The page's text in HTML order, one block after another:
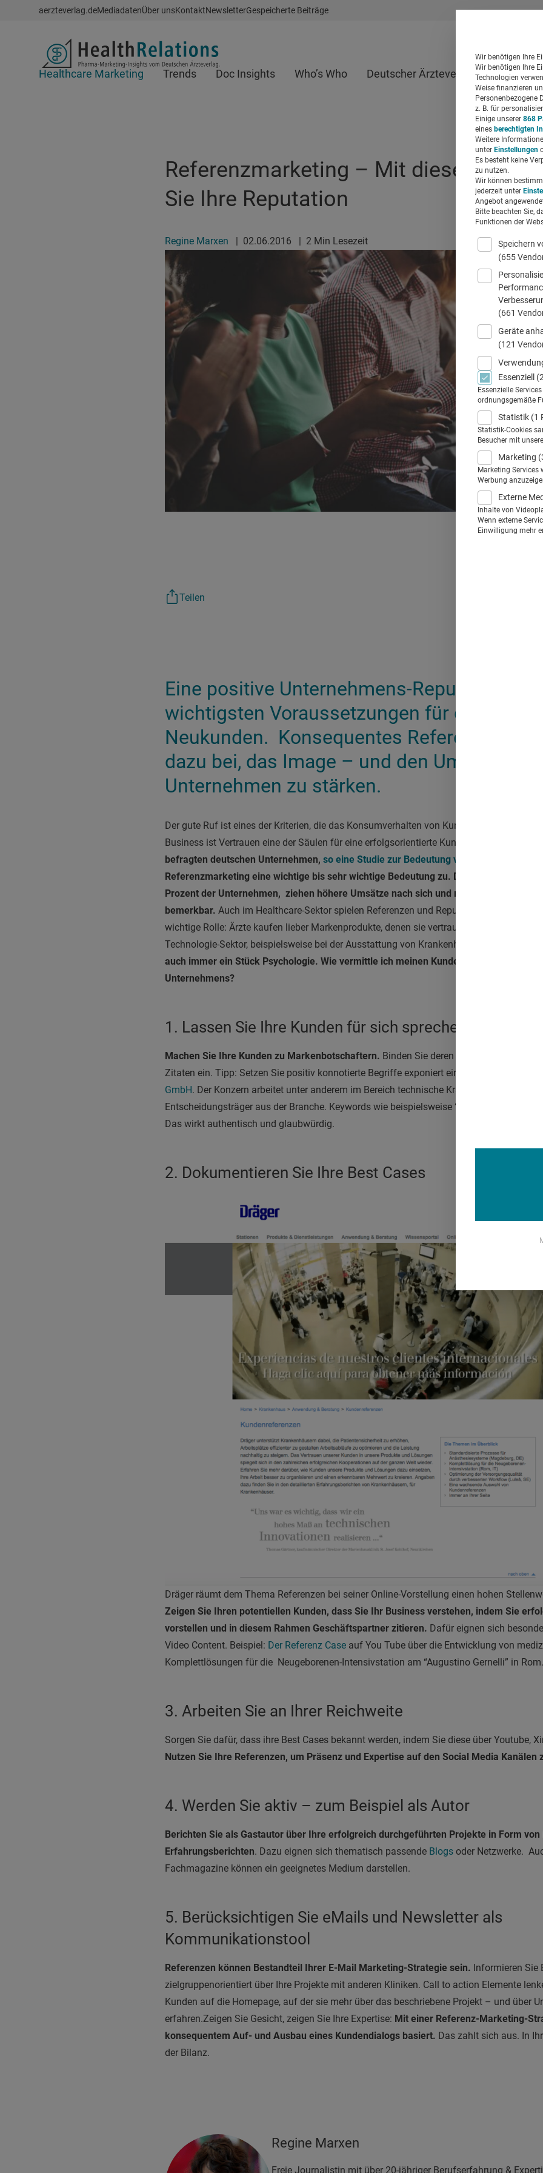
Schnellzugriff
aerzteverlag.deMediadatenÜber unsKontaktNewsletterGespeicherte Beiträge
Header
Healthcare Marketing Trends Doc Insights Who’s Who Deutscher Ärzteverlag
Referenzmarketing – Mit diesen 5
Sie Ihre Reputation
Regine Marxen | 02.06.2016 | 2 Min Lesezeit
Teilen
Eine positive Unternehmens-Reputation ist
wichtigsten Voraussetzungen für die
Neukunden. Konsequentes
dazu bei, das Image – und den Umsatz – von
Unternehmen zu stärken.
Der gute Ruf ist eines der Kriterien, die das Konsumverhalten von Kunden maßgeblich
Business ist Vertrauen eine der Säulen für eine erfolgsorientierte Kundenkommunikation.
befragten deutschen Unternehmen, so eine Studie zur Bedeutung von Referenzen im
Referenzmarketing eine wichtige bis sehr wichtige Bedeutung zu. Denn gute
Prozent der Unternehmen, ziehen höhere Umsätze nach sich und machen sich damit
bemerkbar. Auch im Healthcare-Sektor spielen Referenzen und Reputationen von
wichtige Rolle: Ärzte kaufen lieber Markenprodukte, denen sie vertrauen. Das gilt im
Technologie-Sektor, beispielsweise bei der Ausstattung von Krankenhäusern.
auch immer ein Stück Psychologie. Wie vermittle ich meinen Kunden die
Unternehmens?
1. Lassen Sie Ihre Kunden für sich sprechen
Machen Sie Ihre Kunden zu Markenbotschaftern. Binden Sie deren Statements auf
Zitaten ein. Tipp: Setzen Sie positiv konnotierte Begriffe exponiert ein. Beispiel: Die
GmbH. Der Konzern arbeitet unter anderem im Bereich technische Krankenhaus-
Entscheidungsträger aus der Branche. Keywords wie beispielsweise “partnerschaftlich”
Das wirkt authentisch und glaubwürdig.
2. Dokumentieren Sie Ihre Best Cases
Dräger räumt dem Thema Referenzen bei seiner Online-Vorstellung einen hohen
Zeigen Sie Ihren potentiellen Kunden, dass Sie Ihr Business verstehen, indem Sie
vorstellen und in diesem Rahmen Geschäftspartner zitieren. Dafür eignen sich
Video Content. Beispiel: Der Referenz Case auf You Tube über die Entwicklung von
Komplettlösungen für die Neugeborenen-Intensivstation am “Augustino Gernelli” in Rom.
3. Arbeiten Sie an Ihrer Reichweite
Sorgen Sie dafür, dass ihre Best Cases bekannt werden, indem Sie diese über Youtube,
Nutzen Sie Ihre Referenzen, um Präsenz und Expertise auf den Social Media Kanälen
4. Werden Sie aktiv – zum Beispiel als Autor
Berichten Sie als Gastautor über Ihre erfolgreich durchgeführten Projekte in Form
Erfahrungsberichten. Dazu eignen sich thematisch passende Blogs oder Netzwerke.
Fachmagazine können ein geeignetes Medium darstellen.
5. Berücksichtigen Sie eMails und Newsletter als
Kommunikationstool
Referenzen können Bestandteil Ihrer E-Mail Marketing-Strategie sein. Informieren Sie
zielgruppenorientiert über Ihre Projekte mit anderen Kliniken. Call to action Elemente
Kunden auf die Homepage, auf der sie mehr über das beschriebene Projekt – und über
erfahren.Zeigen Sie Gesicht, zeigen Sie Ihre Expertise: Mit einer Referenz-Marketing-
konsequentem Auf- und Ausbau eines Kundendialogs basiert. Das zahlt sich aus. In
der Bilanz.
Regine Marxen
Freie Journalistin mit über 20-jähriger Berufserfahrung &
Wir benötigen Ihre
Wir benötigen Ihre
Technologien
Weise finanzieren
Personenbezogene
z. B. für
Einige unserer 868
eines berechtigten
Weitere
unter Einstellungen
Es besteht keine
zu nutzen.
Wir können
jederzeit unter
Angebot
Bitte beachten Sie,
Funktionen der
Speichern
(655
(661
Geräte
(121
Essenziell
Essenzielle
ordnungsgemäße
Statistik (1
Statistik-Cookies
Besucher mit
Marketing
Marketing
Werbung
Externe
Inhalte von
Wenn externe
Einwilligung mehr